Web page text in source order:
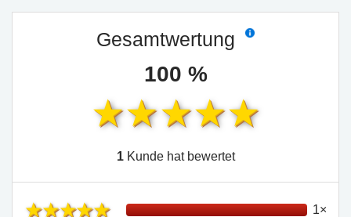
Gesamtwertung
100 %
1Kunde hat bewertet
1×